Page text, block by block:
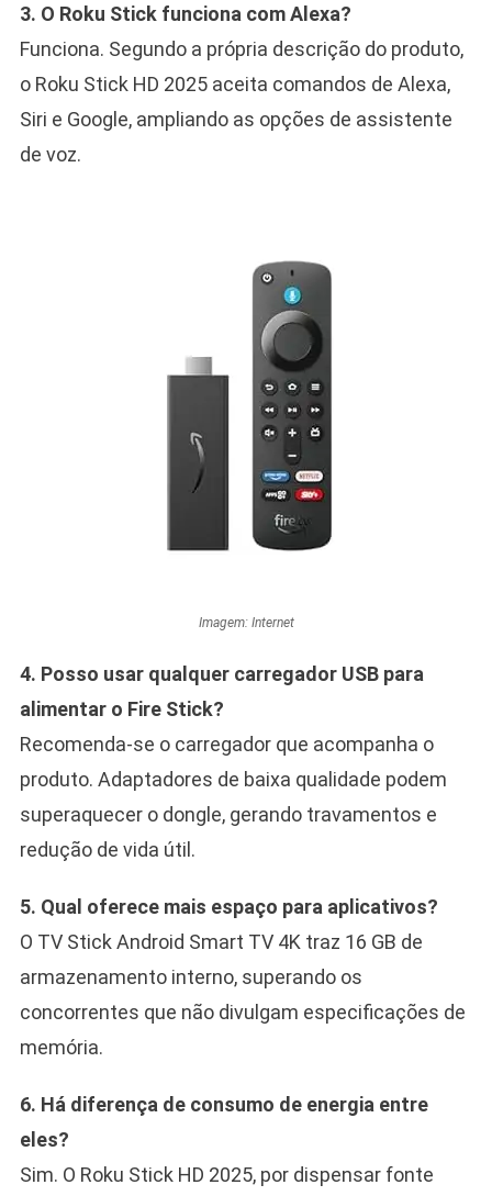
3. O Roku Stick funciona com Alexa?
Funciona. Segundo a própria descrição do produto,
o Roku Stick HD 2025 aceita comandos de Alexa,
Siri e Google, ampliando as opções de assistente
de voz.
Imagem: Internet
4. Posso usar qualquer carregador USB para
alimentar o Fire Stick?
Recomenda-se o carregador que acompanha o
produto. Adaptadores de baixa qualidade podem
superaquecer o dongle, gerando travamentos e
redução de vida útil.
5. Qual oferece mais espaço para aplicativos?
O TV Stick Android Smart TV 4K traz 16 GB de
armazenamento interno, superando os
concorrentes que não divulgam especificações de
memória.
6. Há diferença de consumo de energia entre
eles?
Sim. O Roku Stick HD 2025, por dispensar fonte